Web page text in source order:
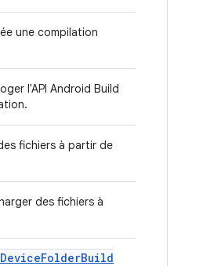
une compilation
l'API Android Build
fichiers à partir de
des fichiers à
DeviceFolderBuild